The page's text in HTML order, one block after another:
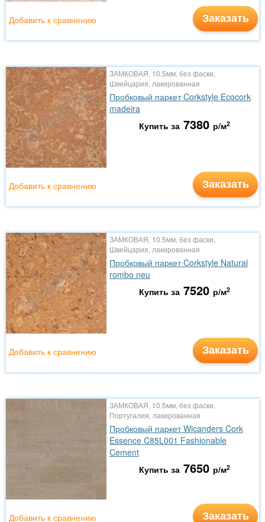
Заказать
Добавить к сравнению
ЗАМКОВАЯ, 10.5мм, без фаски,
Швейцария, лакированная
Пробковый паркет Corkstyle Ecocork
madeira
Купить за 7380 р/м2
Заказать
Добавить к сравнению
ЗАМКОВАЯ, 10.5мм, без фаски,
Швейцария, лакированная
Пробковый паркет Corkstyle Natural
rombo neu
Купить за 7520 р/м2
Заказать
Добавить к сравнению
ЗАМКОВАЯ, 10.5мм, без фаски,
Португалия, лакированная
Пробковый паркет Wicanders Cork
Essence C85L001 Fashionable
Cement
Купить за 7650 р/м2
Заказать
Добавить к сравнению